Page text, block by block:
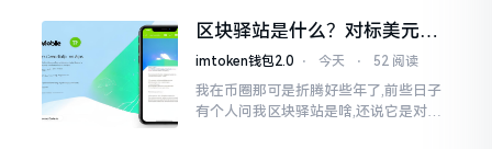
明白
区块驿站是什么？对标美元的
ETH到底咋回事
imtoken钱包2.0 ⋅ 今天 ⋅ 52 阅读
我在币圈那可是折腾好些年了,前些日子
有个人问我区块驿站是啥,还说它是对标